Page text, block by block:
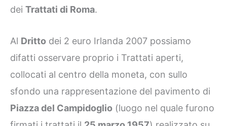
dei Trattati di Roma.
Al Dritto dei 2 euro Irlanda 2007 possiamo
difatti osservare proprio i Trattati aperti,
collocati al centro della moneta, con sullo
sfondo una rappresentazione del pavimento di
Piazza del Campidoglio (luogo nel quale furono